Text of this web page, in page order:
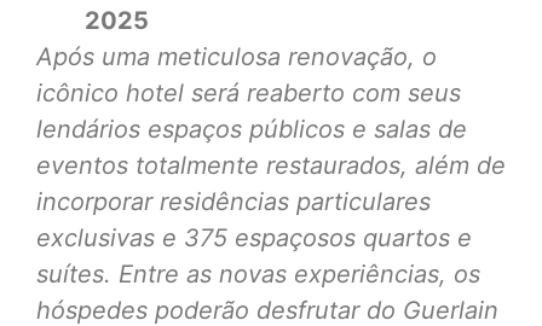
2025
Após uma meticulosa renovação, o
icônico hotel será reaberto com seus
lendários espaços públicos e salas de
eventos totalmente restaurados, além de
incorporar residências particulares
exclusivas e 375 espaçosos quartos e
suítes. Entre as novas experiências, os
hóspedes poderão desfrutar do Guerlain